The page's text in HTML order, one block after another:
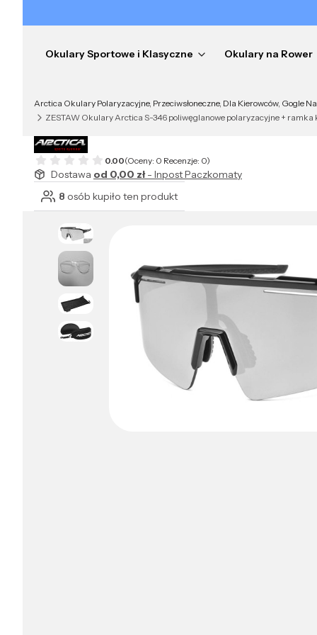
Okulary Sportowe i Klasyczne Okulary na Rower
Arctica Okulary Polaryzacyjne, Przeciwsłoneczne, Dla Kierowców, Gogle
ZESTAW Okulary Arctica S-346 poliwęglanowe polaryzacyjne + ramka
0.00(Oceny: 0 Recenzje: 0)
Dostawa od 0,00 zł- Inpost Paczkomaty
8 osób kupiło ten produkt